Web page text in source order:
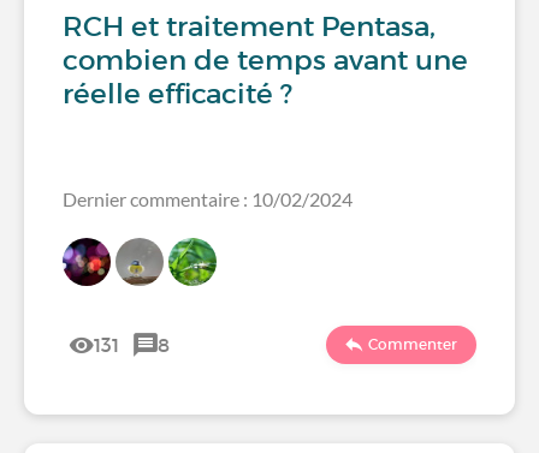
RCH et traitement Pentasa,
combien de temps avant une
réelle efficacité ?
Dernier commentaire : 10/02/2024
131 8 Commenter